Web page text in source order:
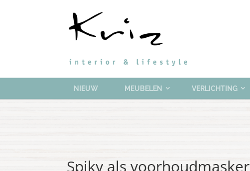
NIEUW MEUBELEN VERLICHTING
Spiky als voorhoudmasker